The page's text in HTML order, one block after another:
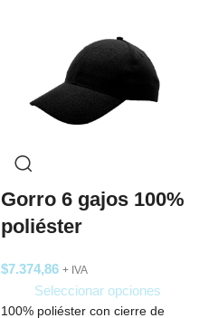
Gorro 6 gajos 100%
poliéster
$7.374,86 + IVA
Seleccionar opciones
100% poliéster con cierre de